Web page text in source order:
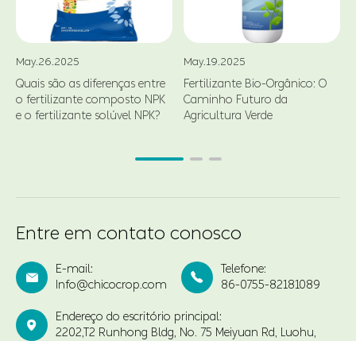
May.26.2025
Quais são as diferenças entre
o fertilizante composto NPK
e o fertilizante solúvel NPK?
May.19.2025
Fertilizante Bio-Orgânico: O
Caminho Futuro da
Agricultura Verde
Entre em contato conosco

E-mail:
Info@chicocrop.com

Telefone:
86-0755-82181089

Endereço do escritório principal:
2202,T2 Runhong Bldg, No. 75 Meiyuan Rd, Luohu,